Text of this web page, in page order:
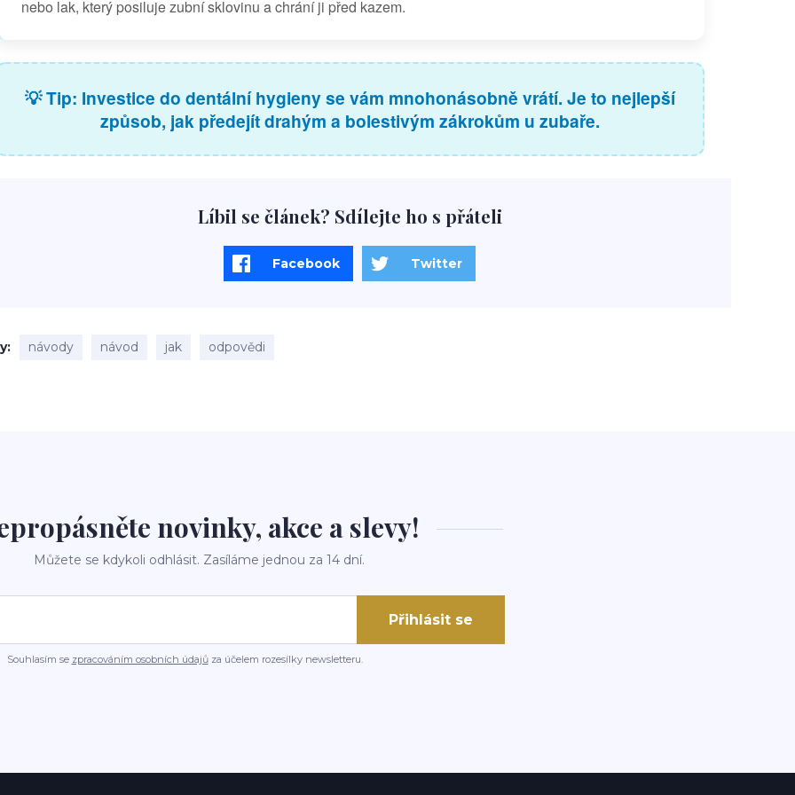
nebo lak, který posiluje zubní sklovinu a chrání ji před kazem.
💡 Tip: Investice do dentální hygieny se vám mnohonásobně vrátí. Je to nejlepší
způsob, jak předejít drahým a bolestivým zákrokům u zubaře.
Líbil se článek? Sdílejte ho s přáteli
Facebook Twitter
návody návod jak odpovědi
novinky, akce a slevy!
Můžete se kdykoli odhlásit. Zasíláme jednou za 14 dní.
Přihlásit se
Souhlasím se zpracováním osobních údajůza účelem rozesílky newsletteru.